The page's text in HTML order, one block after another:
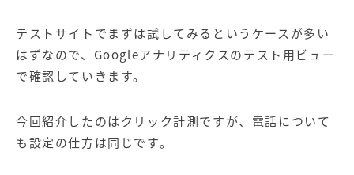
テストサイトでまずは試してみるというケースが多い
はずなので、Googleアナリティクスのテスト用ビュー
で確認していきます。
今回紹介したのはクリック計測ですが、電話について
も設定の仕方は同じです。